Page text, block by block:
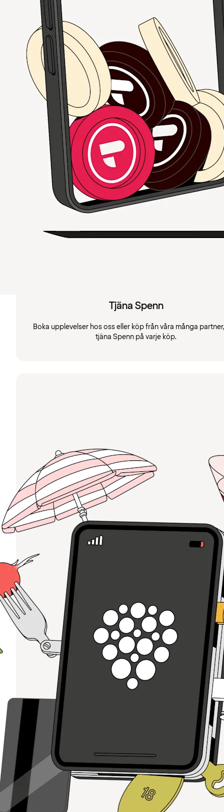
Tjäna Spenn
Boka upplevelser hos oss eller köp från våra många
tjäna Spenn på varje köp.